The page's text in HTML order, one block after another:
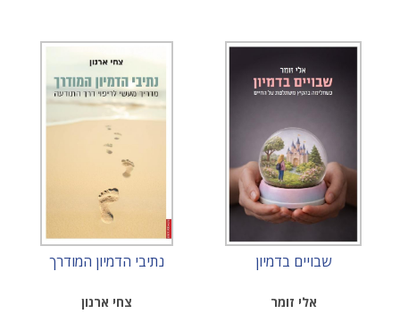
שבויים בדמיון
אלי זומר
נתיבי הדמיון המודרך
צחי ארנון